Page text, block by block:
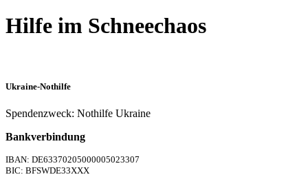
Hilfe im Schneechaos
Ukraine-Nothilfe
Spendenzweck: Nothilfe Ukraine
Bankverbindung
IBAN: DE63370205000005023307
BIC: BFSWDE33XXX